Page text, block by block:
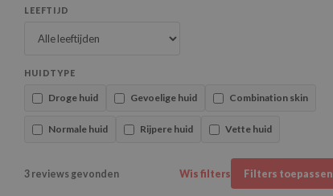
LEEFTIJD
HUIDTYPE
Droge huid Gevoelige huid Combination skin
Normale huid Rijpere huid Vette huid
3 reviews gevonden Wis filters Filters toepassen